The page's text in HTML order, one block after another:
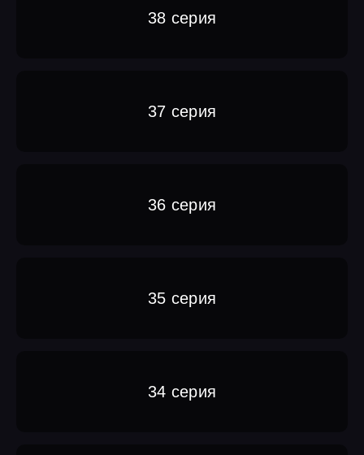
38 серия
37 серия
36 серия
35 серия
34 серия